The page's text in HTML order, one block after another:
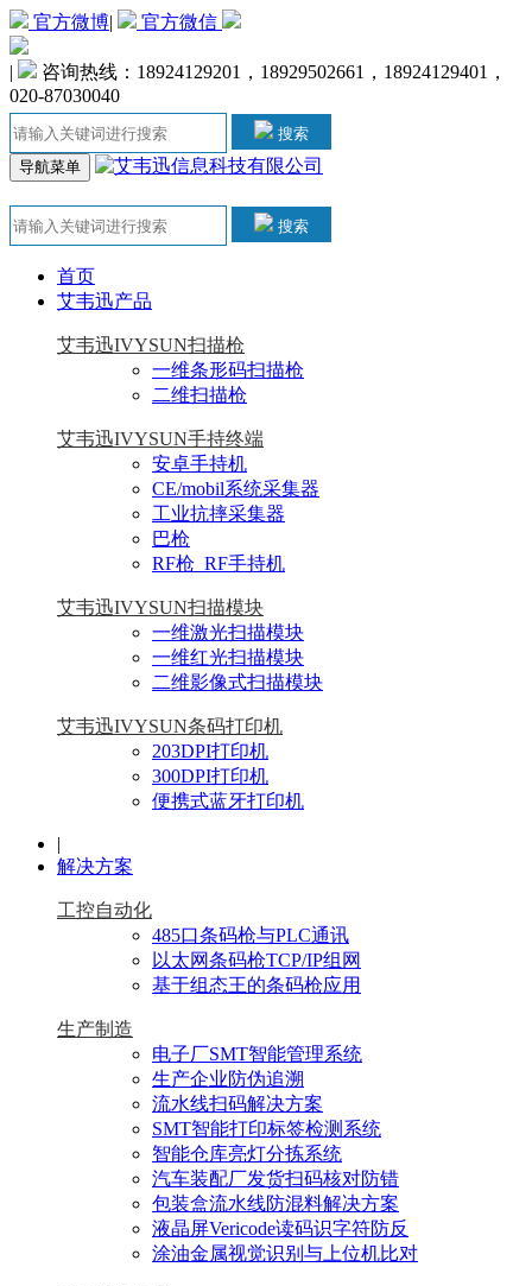
官方微博| 官方微信
|
咨询热线：18924129201，18929502661，18924129401，
020-87030040
搜索
导航菜单
搜索
首页
艾韦迅产品
艾韦迅IVYSUN扫描枪
一维条形码扫描枪
二维扫描枪
艾韦迅IVYSUN手持终端
安卓手持机
CE/mobil系统采集器
工业抗摔采集器
巴枪
RF枪_RF手持机
艾韦迅IVYSUN扫描模块
一维激光扫描模块
一维红光扫描模块
二维影像式扫描模块
艾韦迅IVYSUN条码打印机
203DPI打印机
300DPI打印机
便携式蓝牙打印机
|
解决方案
工控自动化
485口条码枪与PLC通讯
以太网条码枪TCP/IP组网
基于组态王的条码枪应用
生产制造
电子厂SMT智能管理系统
生产企业防伪追溯
流水线扫码解决方案
SMT智能打印标签检测系统
智能仓库亮灯分拣系统
汽车装配厂发货扫码核对防错
包装盒流水线防混料解决方案
液晶屏Vericode读码识字符防反
涂油金属视觉识别与上位机比对